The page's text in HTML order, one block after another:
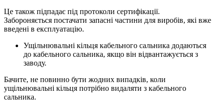
Це також підпадає під протоколи сертифікації.
Забороняється постачати запасні частини для виробів, які вже
введені в експлуатацію.
Ущільнювальні кільця кабельного сальника додаються
до кабельного сальника, якщо він відвантажується з
заводу.
Бачите, не повинно бути жодних випадків, коли
ущільнювальні кільця потрібно видаляти з кабельного
сальника.